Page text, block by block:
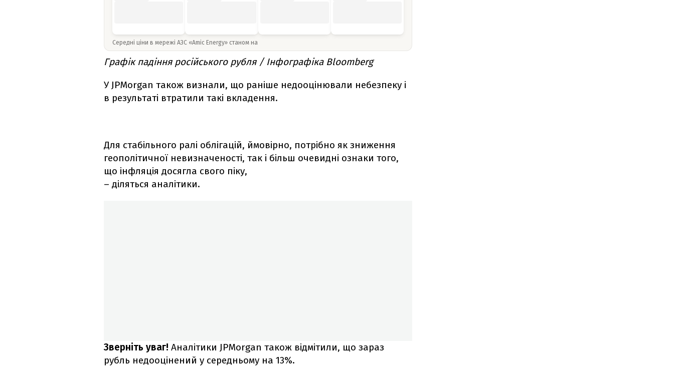
Середні ціни в мережі АЗС «Amic Energy» станом на
Графік падіння російського рубля / Інфографіка Bloomberg
У JPMorgan також визнали, що раніше недооцінювали небезпеку і
в результаті втратили такі вкладення.
Для стабільного ралі облігацій, ймовірно, потрібно як зниження
геополітичної невизначеності, так і більш очевидні ознаки того,
що інфляція досягла свого піку,
– діляться аналітики.
Зверніть уваг! Аналітики JPMorgan також відмітили, що зараз
рубль недооцінений у середньому на 13%.